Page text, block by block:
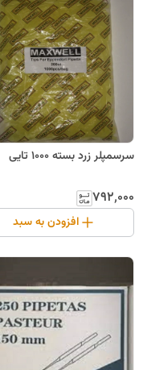
سرسمپلر زرد بسته 1000 تایی
۷۹۲٬۰۰۰
افزودن به سبد